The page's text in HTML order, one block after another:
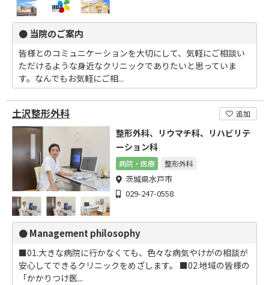
● 当院のご案内
皆様とのコミュニケーションを大切にして、気軽にご相談い
ただけるような身近なクリニックでありたいと思っていま
す。なんでもお気軽にご相...
土沢整形外科 追加
整形外科、リウマチ科、リハビリテ
ーション科
病院・医療 整形外科
茨城県水戸市
029-247-0558
● Management philosophy
■01.大きな病院に行かなくても、色々な病気やけがの相談が
安心してできるクリニックをめざします。 ■02.地域の皆様の
「かかりつけ医...